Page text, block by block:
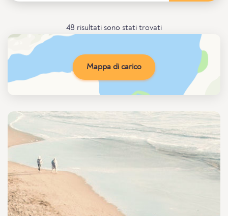
48 risultati sono stati trovati
Mappa di carico